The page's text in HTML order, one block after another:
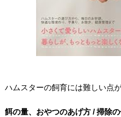
ハムスターの飼育には難しい点
餌の量、おやつのあげ方 / 掃除